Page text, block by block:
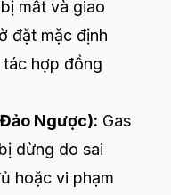
mất và giao
đặt mặc định
hợp đồng
Ngược): Gas
dừng do sai
hoặc vi phạm